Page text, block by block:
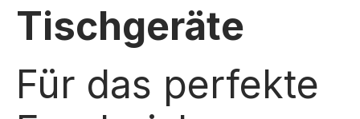
Tischgeräte
Für das perfekte